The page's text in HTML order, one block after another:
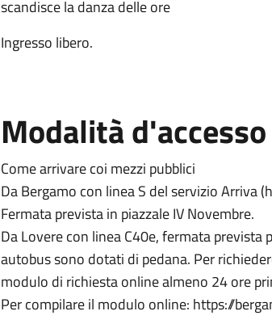
scandisce la danza delle ore
Ingresso libero.
Modalità d'accesso
Come arrivare coi mezzi pubblici
Da Bergamo con linea S del servizio Arriva
Fermata prevista in piazzale IV Novembre.
Da Lovere con linea C40e, fermata prevista
autobus sono dotati di pedana. Per
modulo di richiesta online almeno 24 ore
Per compilare il modulo online: https://